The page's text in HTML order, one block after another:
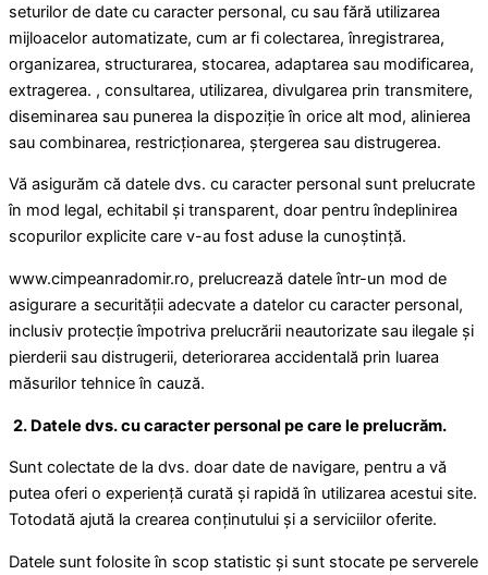
seturilor de date cu caracter personal, cu sau fără utilizarea
mijloacelor automatizate, cum ar fi colectarea, înregistrarea,
organizarea, structurarea, stocarea, adaptarea sau modificarea,
extragerea. , consultarea, utilizarea, divulgarea prin transmitere,
diseminarea sau punerea la dispoziție în orice alt mod, alinierea
sau combinarea, restricționarea, ștergerea sau distrugerea.
Vă asigurăm că datele dvs. cu caracter personal sunt prelucrate
în mod legal, echitabil și transparent, doar pentru îndeplinirea
scopurilor explicite care v-au fost aduse la cunoștință.
www.cimpeanradomir.ro, prelucrează datele într-un mod de
asigurare a securității adecvate a datelor cu caracter personal,
inclusiv protecție împotriva prelucrării neautorizate sau ilegale și
pierderii sau distrugerii, deteriorarea accidentală prin luarea
măsurilor tehnice în cauză.
2. Datele dvs. cu caracter personal pe care le prelucrăm.
Sunt colectate de la dvs. doar date de navigare, pentru a vă
putea oferi o experiență curată și rapidă în utilizarea acestui site.
Totodată ajută la crearea conținutului și a serviciilor oferite.
Datele sunt folosite în scop statistic și sunt stocate pe serverele